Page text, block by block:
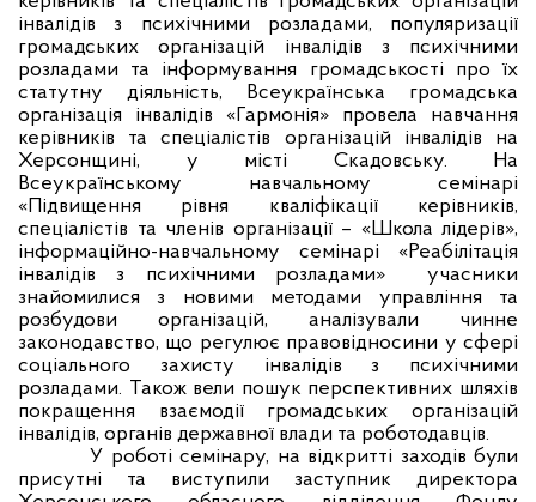
інвалідів з психічними розладами, популяризації
громадських організацій інвалідів з психічними
розладами та інформування громадськості про їх
статутну діяльність, Всеукраїнська громадська
організація інвалідів «Гармонія» провела навчання
керівників та спеціалістів організацій інвалідів на
Херсонщині, у місті Скадовську. На
Всеукраїнському навчальному семінарі
«Підвищення рівня кваліфікації керівників,
спеціалістів та членів організації – «Школа лідерів»,
інформаційно-навчальному семінарі «Реабілітація
інвалідів з психічними розладами»
учасники
знайомилися з новими методами управління та
розбудови організацій, аналізували чинне
законодавство, що регулює правовідносини у сфері
соціального захисту інвалідів з психічними
розладами. Також вели пошук перспективних шляхів
покращення взаємодії громадських організацій
інвалідів, органів державної влади та роботодавців.
У роботі семінару, на відкритті заходів були
присутні та виступили заступник директора